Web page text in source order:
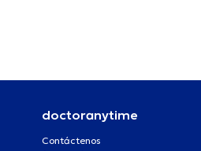
doctoranytime
Contáctenos